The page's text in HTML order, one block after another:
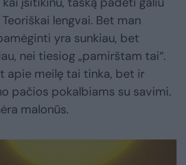
lengvai. Bet man
yra sunkiau, bet
nei tiesiog „pamirštam tai“.
apie meilę tai tinka, bet ir
pačios pokalbiams su savimi.
malonūs.